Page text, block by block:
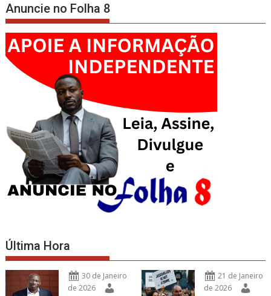
Anuncie no Folha 8
Última Hora
30 de Janeiro
de 2026
21 de Janeiro
de 2026